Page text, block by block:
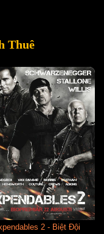
Thuê
2 - Biệt Đội